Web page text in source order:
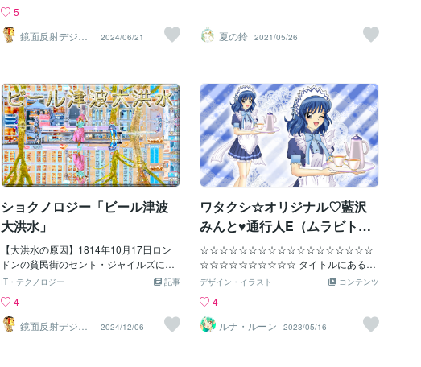
ませんでしたので新作です♥ 手間かかる
ので敬遠してた果実の「ザクロ」も描き
｀●) ★タイトルはテーマそのものです♥
昨日と「オオカミ」つながりですので
「狼ヒロインなら私が最初！！」という
タイトルも考えました♥ 皆さんにも気に
入って楽しんでいただけると、 とても嬉
しいです♥♥♥♥(●´∀｀●)
た メイド服の創始者の大川ひとみさんは
1947年3月30日に生まれで10歳の頃 洋服
屋になりたいと思うようになり 自分だけ
の両親は洋服が好きで 外国からファッシ
ョン雑誌を取り寄せ 家にたくさんあった
そうです それを見た大川さんは洋服好き
になり その後成安女子短期大学卒業に進
み 写真部に入って撮影や絵をかいたりし
やりたい事を自由奔放にしてました 当時
の日本ではヒッピー服が流行り この流行
に乗ってた大川氏は 独自のヒッピースタ
イルを考案して その服装で毎日過ごして
ました その服装はフリル付きのブラウス
と パンタロンを組み合わせる服装で 周り
の人と比べ凄く異端でしたが 誰もダサい
と感じなかったのです 大川氏は大学卒業
後昔からの夢の 洋服屋を開業するため原
スナック「ポッポ」で働き始めました 〓
＝〓＝〓＝〓＝〓＝〓＝〓＝〓＝〓 【ロ
リータファッション】 そして1970年4月
5
鏡面反射デジタ
ルアート製作所
2024/06/21 夏の鈴 2021/05/26
ショクノロジー「ビール津波
大洪水」
【大洪水の原因】1814年10月17日ロン
ドンの貧民街のセント・ジャイルズにビ
ールの津波が街中に押し寄せビールの大
は大量のビールが濁流となり町を飲み込
み8名の死者が出てしまいその背後に当時
の醸造技術や経済背景都市インフラの未
記事
IT・テクノロジー
4
鏡面反射デジタ
ルアート製作所
2024/12/06
ワタクシ☆オリジナル♡藍沢
みんと♥通行人E（ムラビトE)
様感謝
☆☆☆☆☆☆☆☆☆☆☆☆☆☆☆☆☆☆
☆☆☆☆☆☆☆☆☆☆ タイトルにあるよ
うにこのイラストは 【絵のお仕事】をリ
援者で応援者で有償ご依頼者である 通行
人E（ムラビトE)様へのお礼としてお描
きしました 通行人E（ムラビトE)様から
コンテンツ
デザイン・イラスト
4
ルナ・ルーン
2023/05/16